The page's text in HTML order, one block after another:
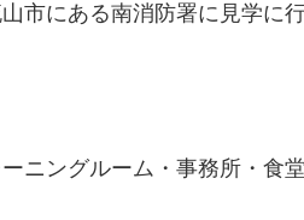
市にある南消防署に見学に
ニングルーム・事務所・食